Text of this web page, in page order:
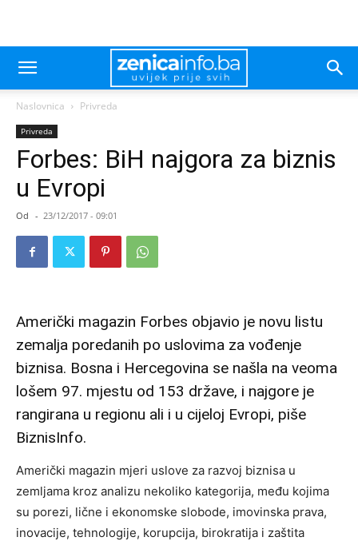
Naslovnica Privreda
Privreda
Forbes: BiH najgora za biznis
u Evropi
Od - 23/12/2017 - 09:01
Američki magazin Forbes objavio je novu listu
zemalja poredanih po uslovima za vođenje
biznisa. Bosna i Hercegovina se našla na veoma
lošem 97. mjestu od 153 države, i najgore je
rangirana u regionu ali i u cijeloj Evropi, piše
BiznisInfo.
Američki magazin mjeri uslove za razvoj biznisa u
zemljama kroz analizu nekoliko kategorija, među kojima
su porezi, lične i ekonomske slobode, imovinska prava,
inovacije, tehnologije, korupcija, birokratija i zaštita